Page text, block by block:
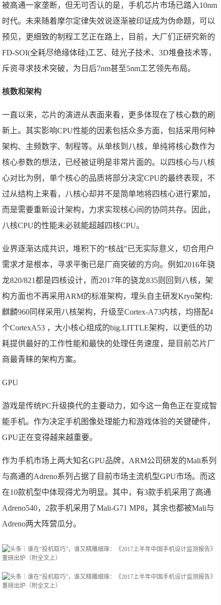
被高通一家垄断，但无可否认的是，手机芯片市场已踏入10nm
时代。未来随着摩尔定律失效说逐渐被印证成为伪命题，可以
预见，更细致的制程工艺正在路上，目前，大厂们正研究新的
FD-SOI(全耗尽绝缘体硅)工艺、硅光子技术、3D堆叠技术等，
斥资寻求技术突破，为日后7nm甚至5nm工艺领先布局。
核数和架构
一直以来，芯片的演进从表面来看，更多体现在了核心数的刷
新上。其实影响CPU性能的因素包括众多方面，包括采用何种
架构、主频数字、制程等。从单核到八核，单纯将核心数作为
核心参数的想法，已经被证明是非常片面的。以四核心与八核
心对比为例，单个核心的品质将部分决定CPU的最终表现，不
过从结构上来看，八核心却并不是简单地将四核心进行累加，
而是需要重新设计架构，力求实现核心间的协同共存。因此，
八核CPU的性能未必就能超越四核CPU。
业界逐渐达成共识，堆积下的“核战”已无实际意义，切合用户
需求才是根本，寻求平衡已是厂商突破的方向。例如2016年骁
龙820/821都是四核设计，而2017年的骁龙835则回到八核，架
构方面也不再采用ARM的标准架构，埋头自主研发Kryo架构;
麒麟960同样采用八核架构，升级至Cortex-A73内核，均搭配4
个CortexA53 ，大小核心组成的big.LITTLE架构，以更低的功
耗提供最好的工作性能和最快的处理任务速度，是目前芯片厂
商最青睐的架构方案。
GPU
游戏是传统PC升级换代的主要动力，如今这一角色正在变成智
能手机。作为决定手机图像处理能力和游戏体验的关键硬件，
GPU正在变得越来越重要。
作为手机市场上两大知名GPU品牌，ARM公司研发的Mali系列
与高通的Adreno系列占据了目前市场主流机型GPU市场。而这
在10款机型中体现得尤为明显。其中，有3款手机采用了高通
Adreno540，2款手机采用了Mali-G71 MP8，其余也都被Mali与
Adreno两大阵营瓜分。